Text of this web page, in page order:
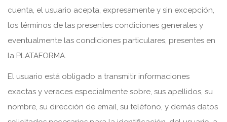
cuenta, el usuario acepta, expresamente y sin excepción,
los términos de las presentes condiciones generales y
eventualmente las condiciones particulares, presentes en
la PLATAFORMA.
El usuario está obligado a transmitir informaciones
exactas y veraces especialmente sobre, sus apellidos, su
nombre, su dirección de email, su teléfono, y demás datos